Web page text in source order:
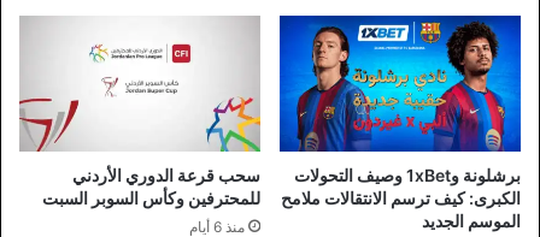
برشلونة و1xBet وصيف التحولات
الكبرى: كيف ترسم الانتقالات ملامح
الموسم الجديد
سحب قرعة الدوري الأردني
للمحترفين وكأس السوبر السبت
منذ 6 أيام